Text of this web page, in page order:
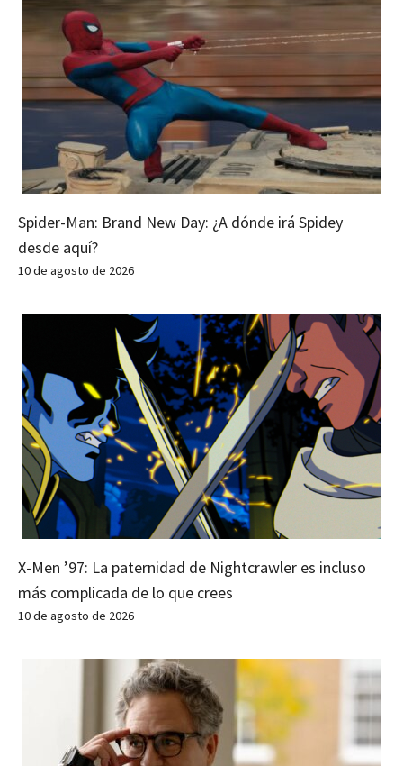
Spider-Man: Brand New Day: ¿A dónde irá Spidey
desde aquí?
10 de agosto de 2026
X-Men ’97: La paternidad de Nightcrawler es incluso
más complicada de lo que crees
10 de agosto de 2026